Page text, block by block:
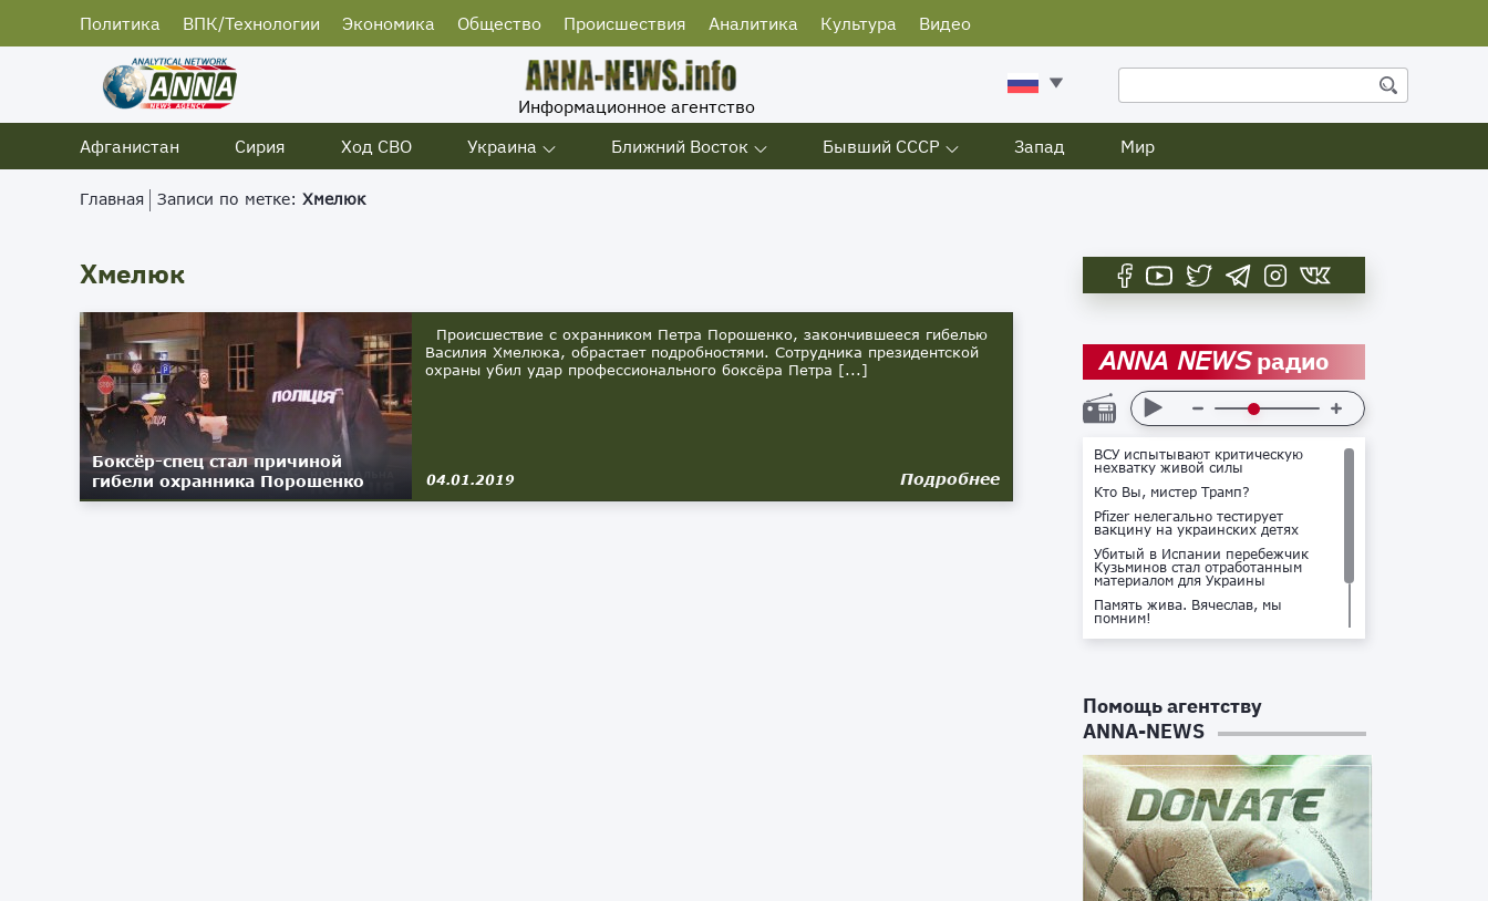
Политика ВПК/Технологии Экономика Общество Происшествия Аналитика Культура Видео
Информационное агентство
Афганистан
Сирия Ход СВО Украина Ближний Восток Бывший СССР Запад Мир
Главная Записи по метке: Хмелюк
Хмелюк
Боксёр-спец стал причиной
гибели охранника Порошенко
Происшествие с охранником Петра Порошенко, закончившееся гибелью
Василия Хмелюка, обрастает подробностями. Сотрудника президентской
охраны убил удар профессионального боксёра Петра [...]
04.01.2019 Подробнее
ANNA NEWSрадио
ВСУ испытывают критическую
нехватку живой силы
Кто Вы, мистер Трамп?
Pfizer нелегально тестирует
вакцину на украинских детях
Убитый в Испании перебежчик
Кузьминов стал отработанным
материалом для Украины
Память жива. Вячеслав, мы
помним!
Не доставайся ты никому!
Помощь агентству
ANNA-NEWS